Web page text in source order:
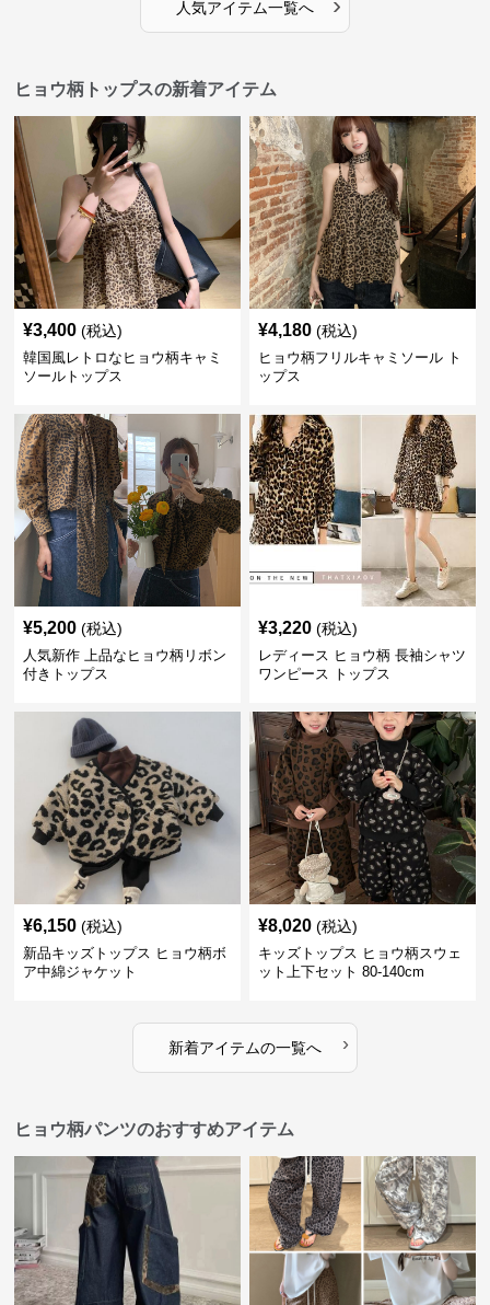
人気アイテム一覧へ
ヒョウ柄トップスの新着アイテム
¥3,400 (税込)
韓国風レトロなヒョウ柄キャミ
ソールトップス
¥4,180 (税込)
ヒョウ柄フリルキャミソール ト
ップス
¥5,200 (税込)
人気新作 上品なヒョウ柄リボン
付きトップス
¥3,220 (税込)
レディース ヒョウ柄 長袖シャツ
ワンピース トップス
¥6,150 (税込)
新品キッズトップス ヒョウ柄ボ
ア中綿ジャケット
¥8,020 (税込)
キッズトップス ヒョウ柄スウェ
ット上下セット 80-140cm
新着アイテムの一覧へ ›
ヒョウ柄パンツのおすすめアイテム